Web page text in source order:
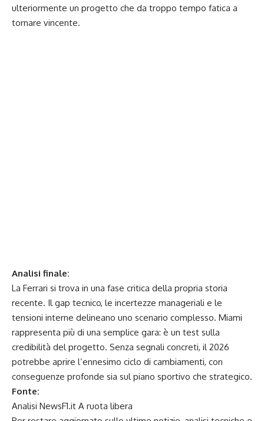
ulteriormente un progetto che da troppo tempo fatica a
tornare vincente.
Analisi finale:
La Ferrari si trova in una fase critica della propria storia
recente. Il gap tecnico, le incertezze manageriali e le
tensioni interne delineano uno scenario complesso. Miami
rappresenta più di una semplice gara: è un test sulla
credibilità del progetto. Senza segnali concreti, il 2026
potrebbe aprire l’ennesimo ciclo di cambiamenti, con
conseguenze profonde sia sul piano sportivo che strategico.
Fonte:
Analisi NewsF1.it A ruota libera